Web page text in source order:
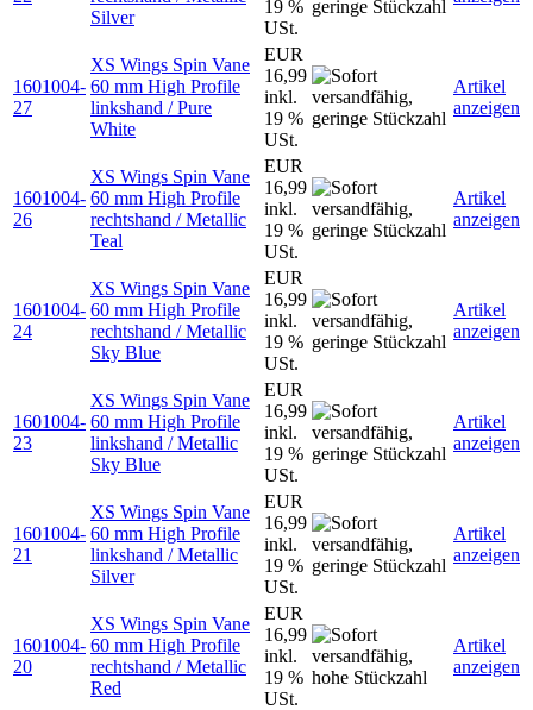
Silver
19 %
USt.
1601004-
27
XS Wings Spin Vane
60 mm High Profile
linkshand / Pure
White
EUR
16,99
inkl.
19 %
USt.
Artikel
anzeigen
1601004-
26
XS Wings Spin Vane
60 mm High Profile
rechtshand / Metallic
Teal
EUR
16,99
inkl.
19 %
USt.
Artikel
anzeigen
1601004-
24
XS Wings Spin Vane
60 mm High Profile
rechtshand / Metallic
Sky Blue
EUR
16,99
inkl.
19 %
USt.
Artikel
anzeigen
1601004-
23
XS Wings Spin Vane
60 mm High Profile
linkshand / Metallic
Sky Blue
EUR
16,99
inkl.
19 %
USt.
Artikel
anzeigen
1601004-
21
XS Wings Spin Vane
60 mm High Profile
linkshand / Metallic
Silver
EUR
16,99
inkl.
19 %
USt.
Artikel
anzeigen
1601004-
20
XS Wings Spin Vane
60 mm High Profile
rechtshand / Metallic
Red
EUR
16,99
inkl.
19 %
USt.
Artikel
anzeigen